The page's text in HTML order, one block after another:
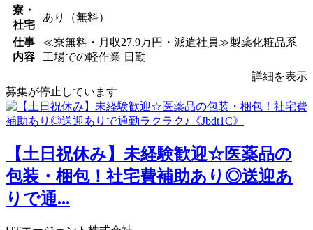
寮・
社宅
あり（無料）
仕事
内容
≪寮無料・月収27.9万円・派遣社員≫製薬化粧品系
工場での軽作業 日勤
詳細を表示
募集が停止しています
【土日祝休み】未経験歓迎☆医薬品の
包装・梱包！社宅費補助あり◎送迎あ
りで通...